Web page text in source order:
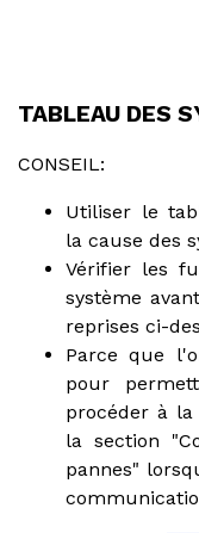
TABLEAU DES
CONSEIL:
Utiliser le
la cause des
Vérifier les
système
reprises ci-
Parce que
pour
procéder à
la section
pannes"